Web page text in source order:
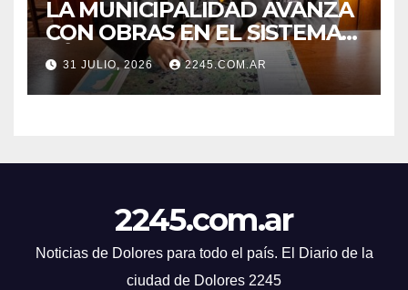
LA MUNICIPALIDAD AVANZA
CON OBRAS EN EL SISTEMA
HÍDRICO DE DOLORES
31 JULIO, 2026 2245.COM.AR
2245.com.ar
Noticias de Dolores para todo el país. El Diario de la
ciudad de Dolores 2245